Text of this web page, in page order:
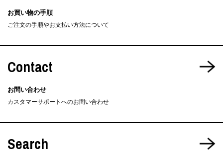
お買い物の手順
ご注文の手順やお支払い方法について
Contact
お問い合わせ
カスタマーサポートへのお問い合わせ
Search